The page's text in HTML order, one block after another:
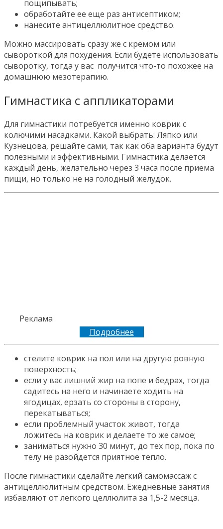
пощипывать;
обработайте ее еще раз антисептиком;
нанесите антицеллюлитное средство.
Можно массировать сразу же с кремом или
сывороткой для похудения. Если будете использовать
сыворотку, тогда у вас получится что-то похожее на
домашнюю мезотерапию.
Гимнастика с аппликаторами
Для гимнастики потребуется именно коврик с
колючими насадками. Какой выбрать: Ляпко или
Кузнецова, решайте сами, так как оба варианта будут
полезными и эффективными. Гимнастика делается
каждый день, желательно через 3 часа после приема
пищи, но только не на голодный желудок.
Реклама
Подробнее
стелите коврик на пол или на другую ровную
поверхность;
если у вас лишний жир на попе и бедрах, тогда
садитесь на него и начинаете ходить на
ягодицах, ерзать со стороны в сторону,
перекатываться;
если проблемный участок живот, тогда
ложитесь на коврик и делаете то же самое;
заниматься нужно 30 минут, до тех пор, пока по
телу не разойдется приятное тепло.
После гимнастики сделайте легкий самомассаж с
антицеллюлитным средством. Ежедневные занятия
избавляют от легкого целлюлита за 1,5-2 месяца.